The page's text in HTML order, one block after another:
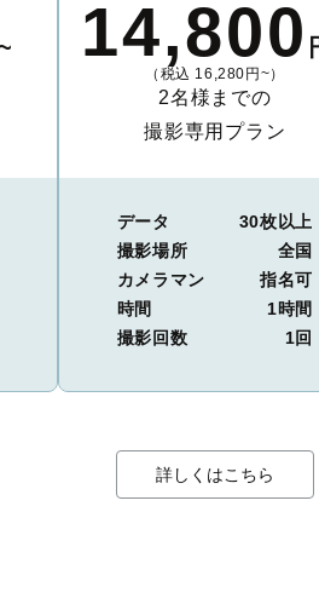
14,800
（税込 16,280円~）
2名様までの
撮影専用プラン
データ
30枚以上
撮影場所
全国
カメラマン
指名可
時間
1時間
撮影回数
1回
詳しくはこちら